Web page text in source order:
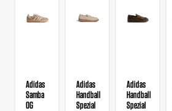
Adidas
Samba
OG
Adidas
Handball
Spezial
Adidas
Handball
Spezial